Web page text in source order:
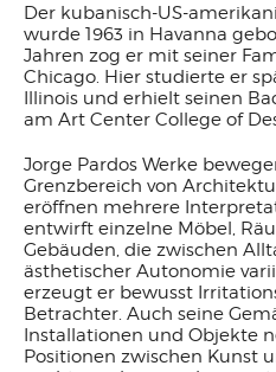
Der kubanisch-US-
wurde 1963 in Havanna
Jahren zog er mit seiner
Chicago. Hier studierte er
Illinois und erhielt seinen
am Art Center College of
Jorge Pardos Werke
Grenzbereich von
eröffnen mehrere
entwirft einzelne Möbel,
Gebäuden, die zwischen
ästhetischer Autonomie
erzeugt er bewusst
Betrachter. Auch seine
Installationen und Objekte
Positionen zwischen Kunst